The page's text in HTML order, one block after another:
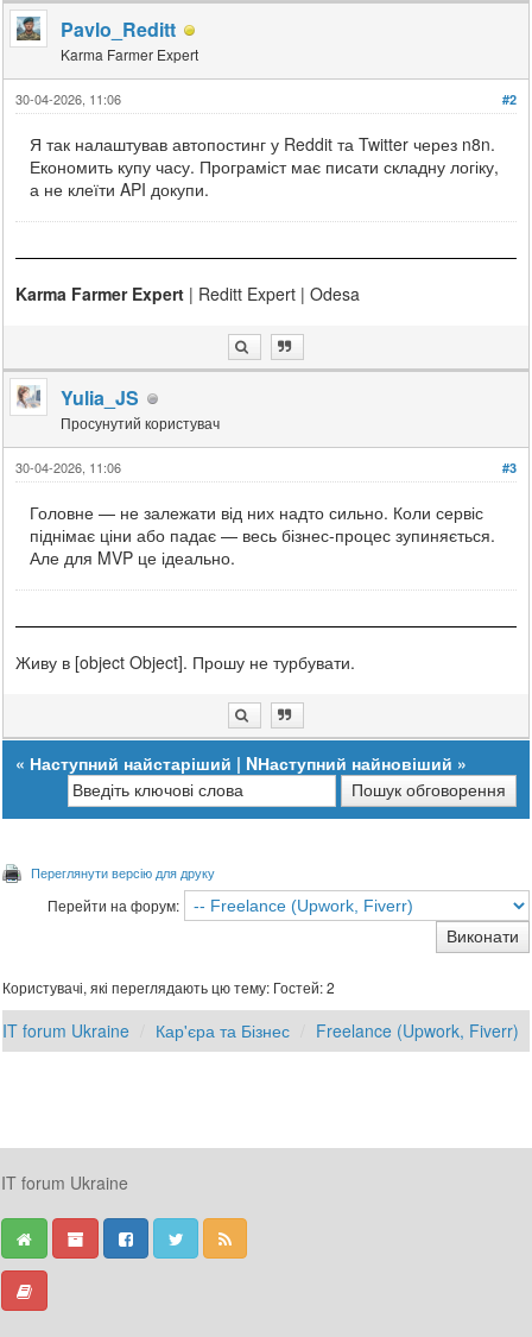
Pavlo_Reditt
Karma Farmer Expert
#2
30-04-2026, 11:06
Я так налаштував автопостинг у Reddit та Twitter через n8n.
Економить купу часу. Програміст має писати складну логіку,
а не клеїти API докупи.
Karma Farmer Expert | Reditt Expert | Odesa
Yulia_JS
Просунутий користувач
#3
30-04-2026, 11:06
Головне — не залежати від них надто сильно. Коли сервіс
піднімає ціни або падає — весь бізнес-процес зупиняється.
Але для MVP це ідеально.
Живу в [object Object]. Прошу не турбувати.
« Наступний найстаріший | NНаступний найновіший »
Переглянути версію для друку
Перейти на форум:
Користувачі, які переглядають цю тему: Гостей: 2
IT forum Ukraine Кар'єра та Бізнес Freelance (Upwork, Fiverr)
IT forum Ukraine